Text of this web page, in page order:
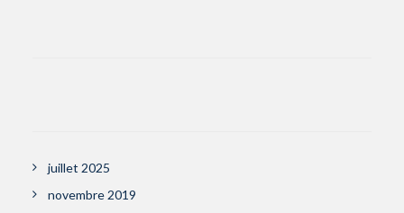
juillet 2025
novembre 2019